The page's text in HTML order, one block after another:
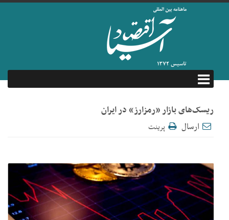
ریسک‌های بازار «رمزارز» در ایران
ارسال
پرینت